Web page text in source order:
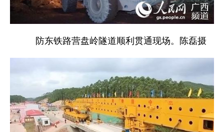
防东铁路营盘岭隧道顺利贯通现场。陈磊摄